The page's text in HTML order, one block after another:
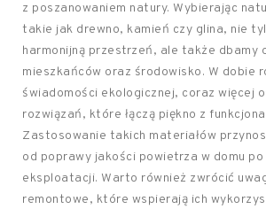
z poszanowaniem natury. Wybierając
takie jak drewno, kamień czy glina, nie
harmonijną przestrzeń, ale także dbamy
mieszkańców oraz środowisko. W dobie
świadomości ekologicznej, coraz więcej
rozwiązań, które łączą piękno z
Zastosowanie takich materiałów
od poprawy jakości powietrza w domu
eksploatacji. Warto również zwrócić
remontowe, które wspierają ich